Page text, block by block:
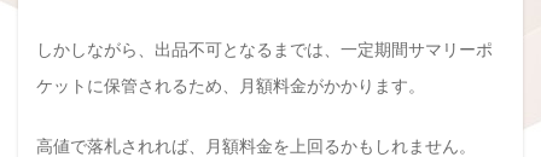
しかしながら、出品不可となるまでは、一定期間サマリーポ
ケットに保管されるため、月額料金がかかります。
高値で落札されれば、月額料金を上回るかもしれません。